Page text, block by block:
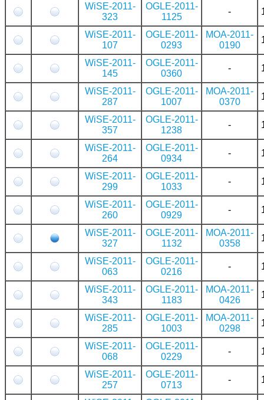
WiSE-2011-
323
OGLE-2011-
1125
-
WiSE-2011-
107
OGLE-2011-
0293
MOA-2011-
0190
WiSE-2011-
145
OGLE-2011-
0360
-
WiSE-2011-
287
OGLE-2011-
1007
MOA-2011-
0370
WiSE-2011-
357
OGLE-2011-
1238
-
WiSE-2011-
264
OGLE-2011-
0934
-
WiSE-2011-
299
OGLE-2011-
1033
-
WiSE-2011-
260
OGLE-2011-
0929
-
WiSE-2011-
327
OGLE-2011-
1132
MOA-2011-
0358
WiSE-2011-
063
OGLE-2011-
0216
-
WiSE-2011-
343
OGLE-2011-
1183
MOA-2011-
0426
WiSE-2011-
285
OGLE-2011-
1003
MOA-2011-
0298
WiSE-2011-
068
OGLE-2011-
0229
-
WiSE-2011-
257
OGLE-2011-
0713
-